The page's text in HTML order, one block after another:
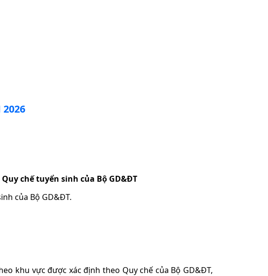
2026
chế tuyển sinh của Bộ GD&ĐT
của Bộ GD&ĐT.
khu vực được xác định theo Quy chế của Bộ GD&ĐT,